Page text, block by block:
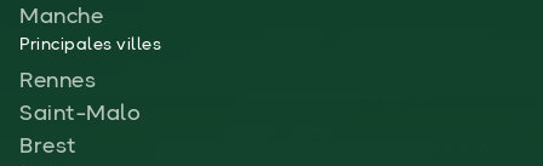
Manche
Principales villes
Rennes
Saint-Malo
Brest